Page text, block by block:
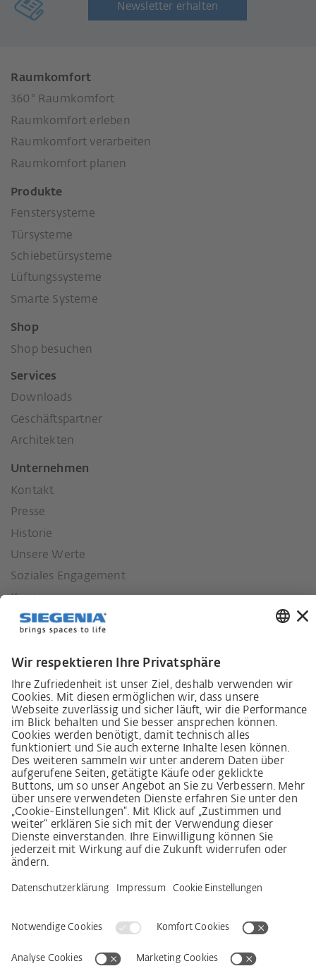
Newsletter erhalten
Raumkomfort
360° Raumkomfort
Raumkomfort erleben
Raumkomfort verarbeiten
Raumkomfort planen
Produkte
Fenstersysteme
Türsysteme
Schiebetürsysteme
Lüftungssysteme
Smarte Systeme
Shop
Shop besuchen
Services
Downloads
Geschäftspartner
Architekten
Unternehmen
Kontakt
Presse
Historie
Unsere Werte
Soziales Engagement
Karriere
Lieferkettensorgfaltspflichtengesetz
Lieferantenkodex
LkSG-Merkblatt für Lieferanten
Grundsatzerklärung Menschenrechtsstrategie
Beschwerdeverfahren
Impressum
Erklärung zur Barrierefreiheit